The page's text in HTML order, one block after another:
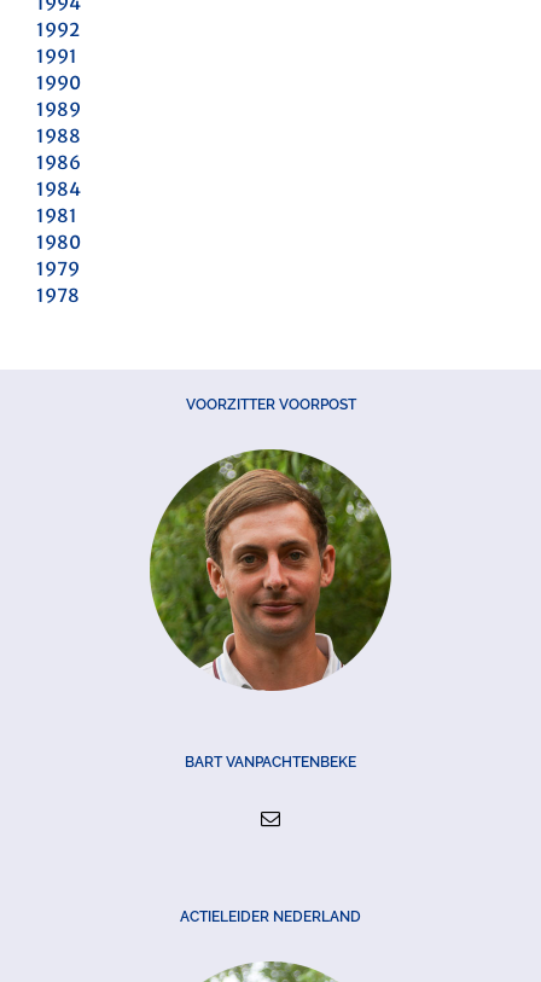
1992
1991
1990
1989
1988
1986
1984
1981
1980
1979
1978
VOORZITTER VOORPOST
BART VANPACHTENBEKE
ACTIELEIDER NEDERLAND